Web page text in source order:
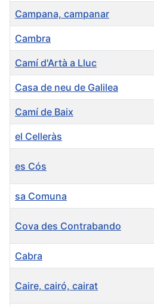
Campana, campanar
Cambra
Camí d'Artà a Lluc
Casa de neu de Galilea
Camí de Baix
el Celleràs
es Cós
sa Comuna
Cova des Contrabando
Cabra
Caire, cairó, cairat